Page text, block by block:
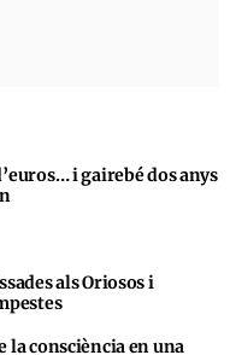
i gairebé dos anys
als Oriosos i
la consciència en una